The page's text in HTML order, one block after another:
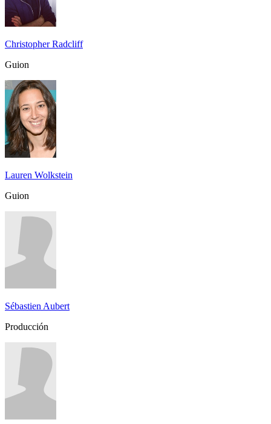
Christopher Radcliff
Guion
Lauren Wolkstein
Guion
Sébastien Aubert
Producción